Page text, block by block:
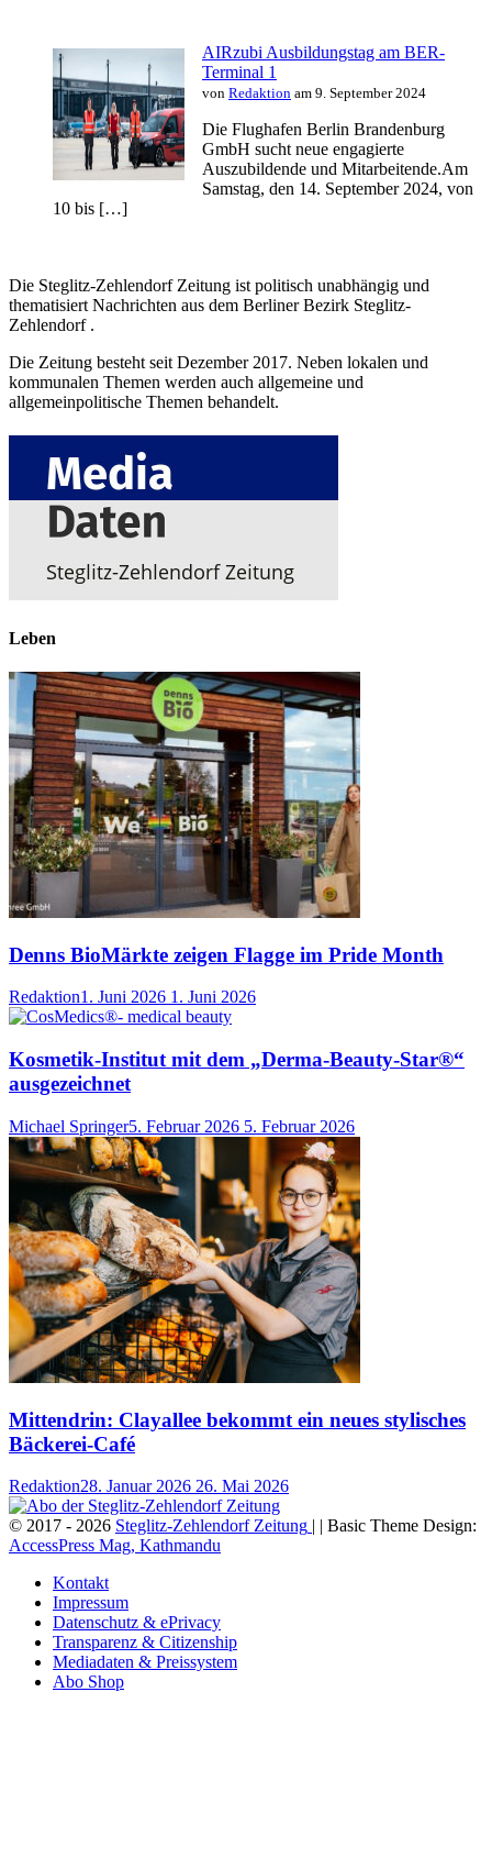
AIRzubi Ausbildungstag am BER-
Terminal 1
von Redaktion am 9. September 2024
Die Flughafen Berlin Brandenburg
GmbH sucht neue engagierte
Auszubildende und Mitarbeitende.Am
Samstag, den 14. September 2024, von
10 bis […]
Die Steglitz-Zehlendorf Zeitung ist politisch unabhängig und
thematisiert Nachrichten aus dem Berliner Bezirk Steglitz-
Zehlendorf .
Die Zeitung besteht seit Dezember 2017. Neben lokalen und
kommunalen Themen werden auch allgemeine und
allgemeinpolitische Themen behandelt.
Leben
Denns BioMärkte zeigen Flagge im Pride Month
Redaktion1. Juni 2026 1. Juni 2026
Kosmetik-Institut mit dem „Derma-Beauty-Star®“
ausgezeichnet
Michael Springer5. Februar 2026 5. Februar 2026
Mittendrin: Clayallee bekommt ein neues stylisches
Bäckerei-Café
Redaktion28. Januar 2026 26. Mai 2026
© 2017 - 2026 Steglitz-Zehlendorf Zeitung | | Basic Theme Design:
AccessPress Mag, Kathmandu
Kontakt
Impressum
Datenschutz & ePrivacy
Transparenz & Citizenship
Mediadaten & Preissystem
Abo Shop